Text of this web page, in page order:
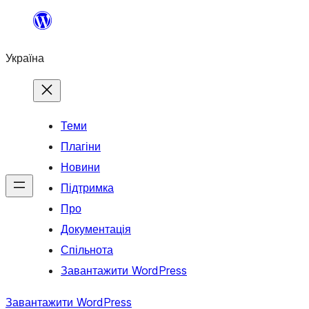
Перейти
вмісту
Україна
Теми
Плагіни
Новини
Підтримка
Про
Документація
Спільнота
Завантажити WordPress
Завантажити WordPress